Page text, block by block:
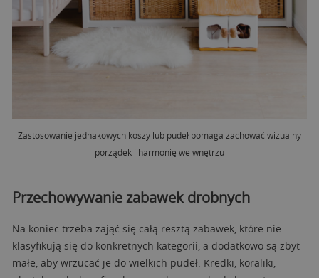
Zastosowanie jednakowych koszy lub pudeł pomaga zachować wizualny
porządek i harmonię we wnętrzu
Przechowywanie zabawek drobnych
Na koniec trzeba zająć się całą resztą zabawek, które nie
klasyfikują się do konkretnych kategorii, a dodatkowo są zbyt
małe, aby wrzucać je do wielkich pudeł. Kredki, koraliki,